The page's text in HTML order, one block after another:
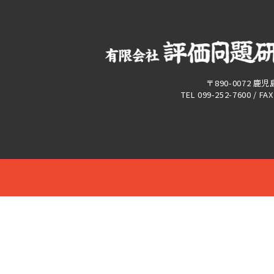
〒890-0072 鹿児
TEL 099-252-7600 /